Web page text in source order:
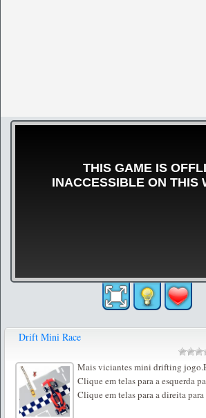
Drift Mini Race
Mais viciantes mini drifting
Clique em telas para a esquerda
Clique em telas para a direita